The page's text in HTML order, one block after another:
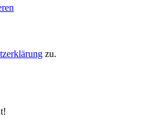
zu.